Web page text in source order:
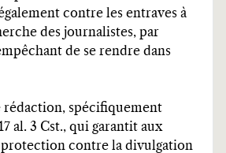
contre les entraves à
des journalistes, par
de se rendre dans
rédaction, spécifiquement
al. 3 Cst., qui garantit aux
contre la divulgation